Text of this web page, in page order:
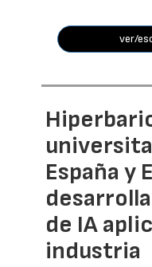
ver/
España y
de IA
industria